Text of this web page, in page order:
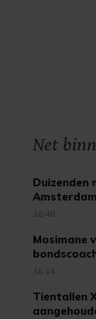
Net
Duizenden
March
16:48
Mosimane
16:14
Tientallen